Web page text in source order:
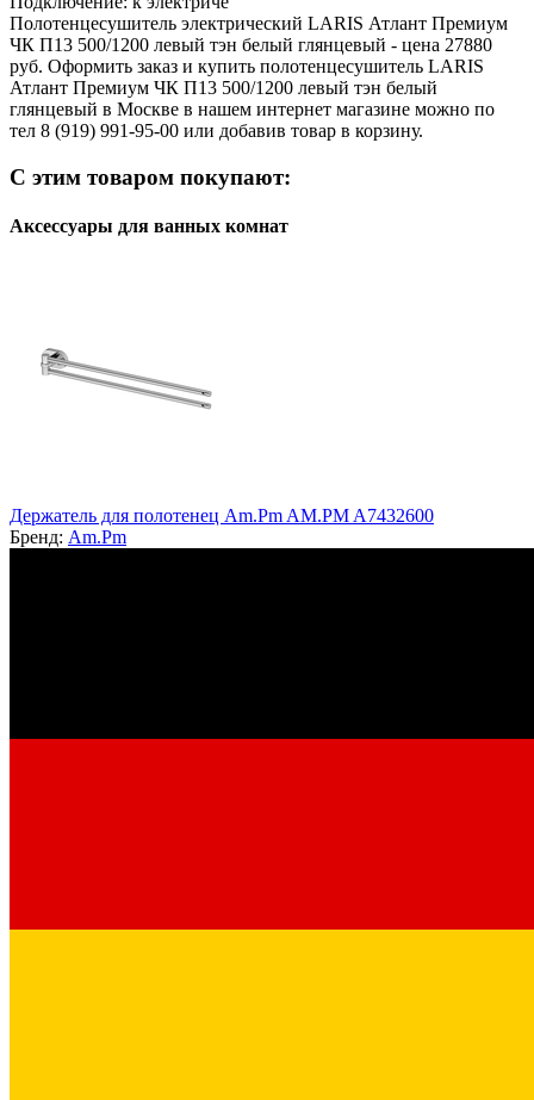
Полотенцесушитель электрический LARIS Атлант Премиум
ЧК П13 500/1200 левый тэн белый глянцевый - цена 27880
руб. Оформить заказ и купить полотенцесушитель LARIS
Атлант Премиум ЧК П13 500/1200 левый тэн белый
глянцевый в Москве в нашем интернет магазине можно по
тел 8 (919) 991-95-00 или добавив товар в корзину.
С этим товаром покупают:
Аксессуары для ванных комнат
Держатель для полотенец Am.Pm AM.PM A7432600
Бренд: Am.Pm